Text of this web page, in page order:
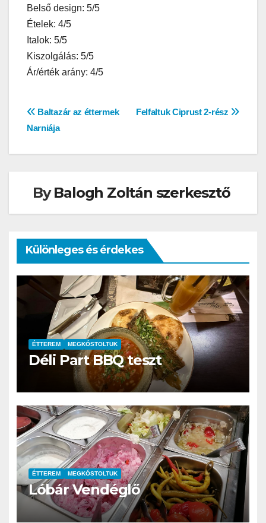
Belső design: 5/5
Ételek: 4/5
Italok: 5/5
Kiszolgálás: 5/5
Ár/érték arány: 4/5
Bejegyzés
navigáció
Felfaltuk Ciprust 2-rész
Baltazár az éttermek
Narniája
ByBalogh Zoltán szerkesztő
Különleges és érdekes
ÉTTEREM MEGKÓSTOLTUK
Déli Part BBQ teszt
ÉTTEREM MEGKÓSTOLTUK
Lóbár Vendéglő